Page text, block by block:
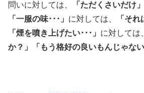
問いに対しては、
「ただくさいだけ」
「一服の味･･･」 に対しては、 「そ
「煙を噴き上げたい･･･」 に対しては、
か？」「もう格好の良いもんじゃない